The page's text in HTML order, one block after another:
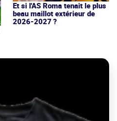
Et si l'AS Roma tenait le plus
beau maillot extérieur de
2026-2027 ?